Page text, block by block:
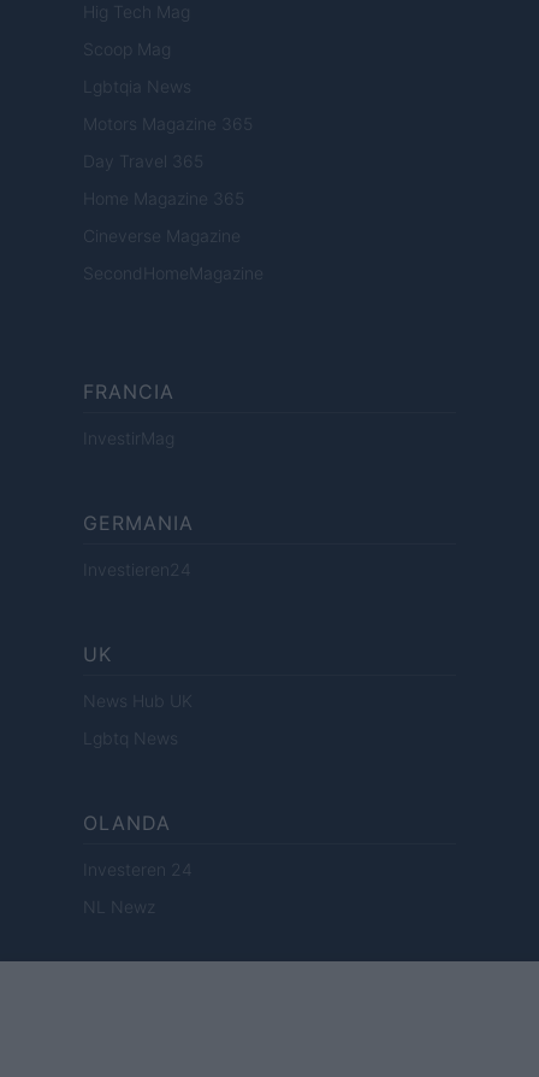
Hig Tech Mag
Scoop Mag
Lgbtqia News
Motors Magazine 365
Day Travel 365
Home Magazine 365
Cineverse Magazine
SecondHomeMagazine
FRANCIA
InvestirMag
GERMANIA
Investieren24
UK
News Hub UK
Lgbtq News
OLANDA
Investeren 24
NL Newz